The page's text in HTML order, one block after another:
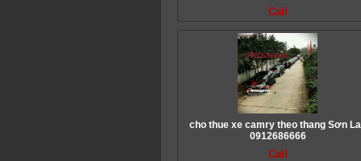
Call
cho thue xe camry theo thang Sơn
0912686666
Call